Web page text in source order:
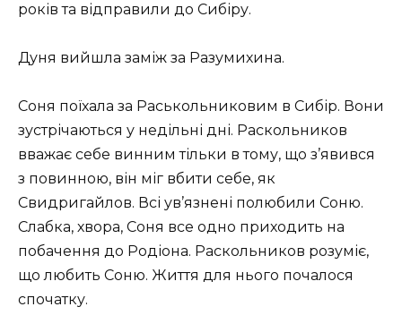
років та відправили до Сибіру.
Дуня вийшла заміж за Разумихина.
Соня поїхала за Раськольниковим в Сибір. Вони
зустрічаються у недільні дні. Раскольников
вважає себе винним тільки в тому, що з’явився
з повинною, він міг вбити себе, як
Свидригайлов. Всі ув’язнені полюбили Соню.
Слабка, хвора, Соня все одно приходить на
побачення до Родіона. Раскольников розуміє,
що любить Соню. Життя для нього почалося
спочатку.